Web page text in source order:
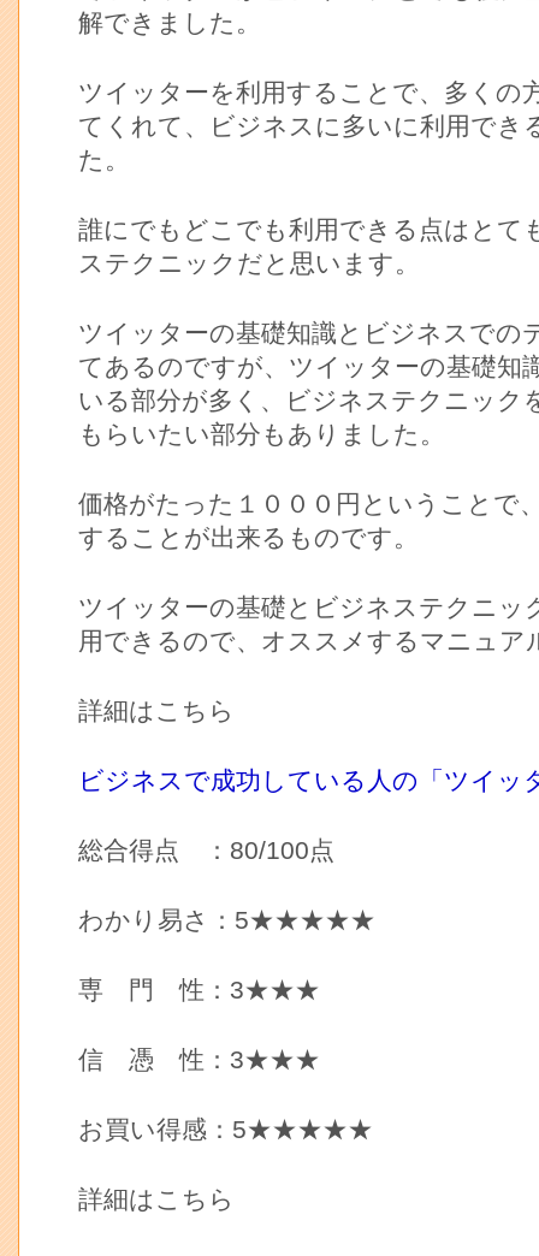
解できました。
ツイッターを利用することで、多くの
てくれて、ビジネスに多いに利用でき
た。
誰にでもどこでも利用できる点はとて
ステクニックだと思います。
ツイッターの基礎知識とビジネスでの
てあるのですが、ツイッターの基礎知
いる部分が多く、ビジネステクニック
もらいたい部分もありました。
価格がたった１０００円ということで
することが出来るものです。
ツイッターの基礎とビジネステクニッ
用できるので、オススメするマニュア
詳細はこちら
ビジネスで成功している人の「ツイッ
総合得点 ：80/100点
わかり易さ：5★★★★★
専 門 性：3★★★
信 憑 性：3★★★
お買い得感：5★★★★★
詳細はこちら